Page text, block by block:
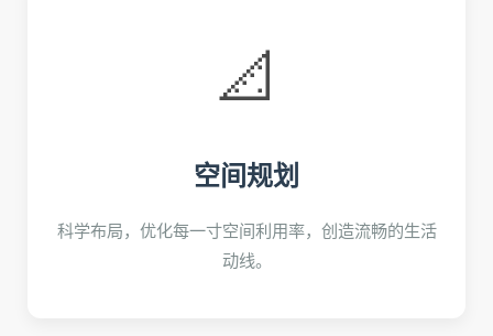
📐
空间规划
科学布局，优化每一寸空间利用率，创造流畅的生活
动线。